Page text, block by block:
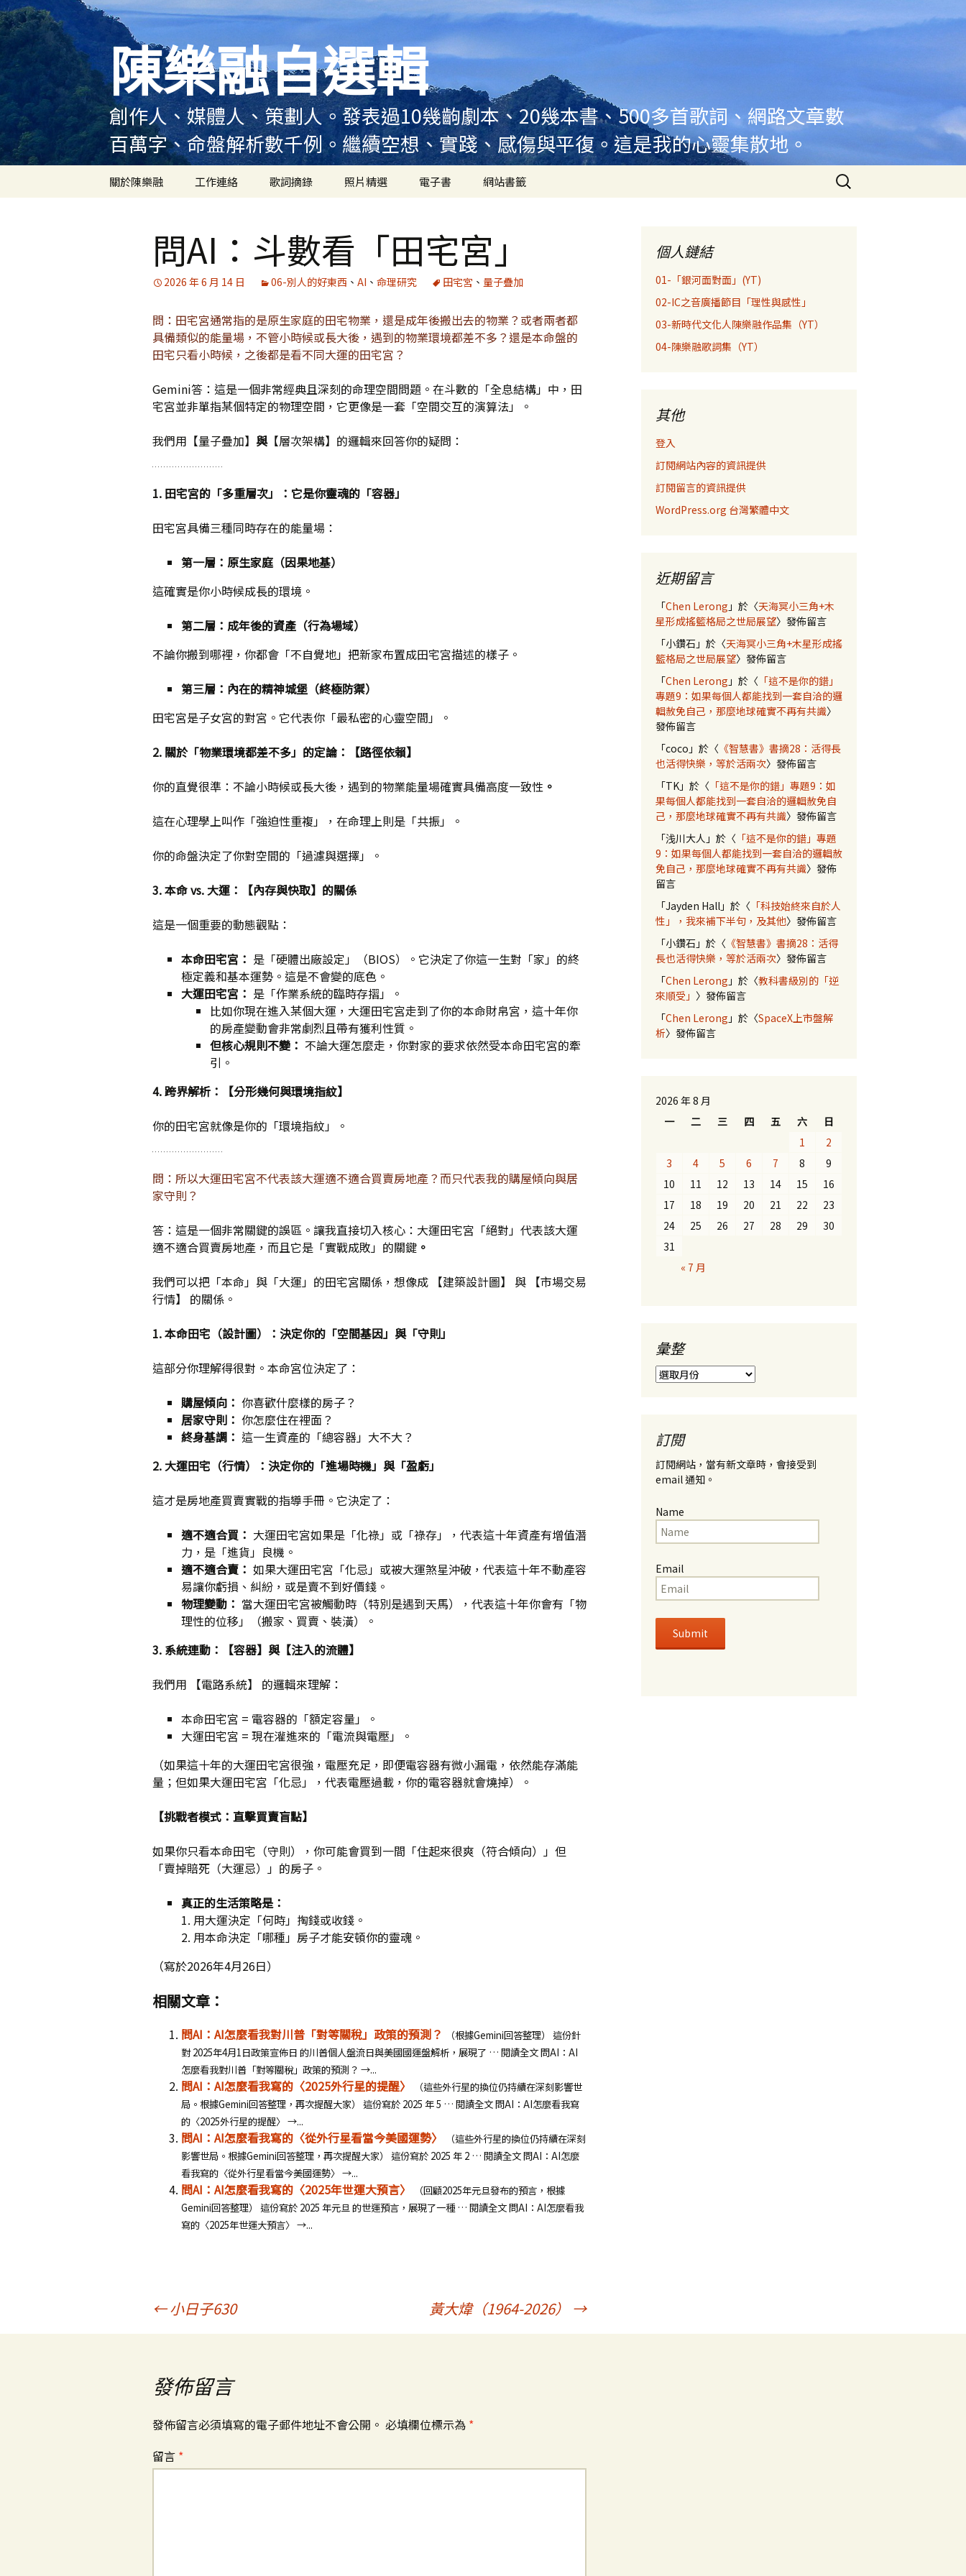
跳
至
主
容
陳樂融自選輯
創作人、媒體人、策劃人。發表過10幾齣劇本、20幾本書、500多首歌詞、網路文章數
百萬字、命盤解析數千例。繼續空想、實踐、感傷與平復。這是我的心靈集散地。
關於陳樂融
陳樂融大事記
陳樂融實體書出版紀錄
作品演出紀錄
媒體專訪精選
工作連絡 歌詞摘錄 照片精選 電子書 網站書籤
搜
尋
問AI：斗數看「田宅宮」
2026 年 6 月 14 日 06-別人的好東西 、 AI 、 命理研究 田宅宮 、 量子疊加
問：田宅宮通常指的是原生家庭的田宅物業，還是成年後搬出去的物業？或者兩者都
具備類似的能量場，不管小時候或長大後，遇到的物業環境都差不多？還是本命盤的
田宅只看小時候，之後都是看不同大運的田宅宮？
Gemini答：這是一個非常經典且深刻的命理空間問題。在斗數的「全息結構」中，田
宅宮並非單指某個特定的物理空間，它更像是一套「空間交互的演算法」。
我們用【量子疊加】 與【層次架構】的邏輯來回答你的疑問：
1. 田宅宮的「多重層次」：它是你靈魂的「容器」
田宅宮具備三種同時存在的能量場：
第一層：原生家庭（因果地基）
這確實是你小時候成長的環境。
第二層：成年後的資產（行為場域）
不論你搬到哪裡，你都會「不自覺地」把新家布置成田宅宮描述的樣子。
第三層：內在的精神城堡（終極防禦）
田宅宮是子女宮的對宮。它代表你「最私密的心靈空間」。
2. 關於「物業環境都差不多」的定論：【路徑依賴】
你的直覺很準：不論小時候或長大後，遇到的物業能量場確實具備高度一致性 。
這在心理學上叫作「強迫性重複」，在命理上則是「共振」。
你的命盤決定了你對空間的「過濾與選擇」。
3.本命 vs. 大運：【內存與快取】的關係
這是一個重要的動態觀點：
本命田宅宮： 是「硬體出廠設定」（BIOS）。它決定了你這一生對「家」的終
極定義和基本運勢。這是不會變的底色。
大運田宅宮： 是「作業系統的臨時存摺」。
比如你現在進入某個大運，大運田宅宮走到了你的本命財帛宮，這十年你
的房產變動會非常劇烈且帶有獲利性質。
但核心規則不變： 不論大運怎麼走，你對家的要求依然受本命田宅宮的牽
引。
4.跨界解析：【分形幾何與環境指紋】
你的田宅宮就像是你的「環境指紋」。
問：所以大運田宅宮不代表該大運適不適合買賣房地產？而只代表我的購屋傾向與居
家守則？
答：這是一個非常關鍵的誤區。讓我直接切入核心：大運田宅宮「絕對」代表該大運
適不適合買賣房地產，而且它是「實戰成敗」的關鍵 。
我們可以把「本命」與「大運」的田宅宮關係，想像成 【建築設計圖】 與 【市場交易
行情】 的關係。
1.本命田宅（設計圖）：決定你的「空間基因」與「守則」
這部分你理解得很對。本命宮位決定了：
購屋傾向： 你喜歡什麼樣的房子？
居家守則： 你怎麼住在裡面？
終身基調： 這一生資產的「總容器」大不大？
2.大運田宅（行情）：決定你的「進場時機」與「盈虧」
這才是房地產買賣實戰的指導手冊。它決定了：
適不適合買： 大運田宅宮如果是「化祿」或「祿存」，代表這十年資產有增值潛
力，是「進貨」良機。
適不適合賣： 如果大運田宅宮「化忌」或被大運煞星沖破，代表這十年不動產容
易讓你虧損、糾紛，或是賣不到好價錢。
物理變動： 當大運田宅宮被觸動時（特別是遇到天馬），代表這十年你會有「物
理性的位移」（搬家、買賣、裝潢）。
3. 系統連動：【容器】與【注入的流體】
我們用 【電路系統】 的邏輯來理解：
本命田宅宮 = 電容器的「額定容量」。
大運田宅宮 = 現在灌進來的「電流與電壓」。
（如果這十年的大運田宅宮很強，電壓充足，即便電容器有微小漏電，依然能存滿能
量；但如果大運田宅宮「化忌」，代表電壓過載，你的電容器就會燒掉）。
【挑戰者模式：直擊買賣盲點】
如果你只看本命田宅（守則），你可能會買到一間「住起來很爽（符合傾向）」但
「賣掉賠死（大運忌）」的房子。
真正的生活策略是：
1. 用大運決定「何時」掏錢或收錢。
2. 用本命決定「哪種」房子才能安頓你的靈魂。
（寫於2026年4月26日）
相關文章：
問AI：AI怎麼看我對川普「對等關稅」政策的預測？
（根據Gemini回答整理） 這份針
對 2025年4月1日政策宣佈日 的川普個人盤流日與美國國運盤解析，展現了 … 閱讀全文 問AI：AI
怎麼看我對川普「對等關稅」政策的預測？ →...
問AI：AI怎麼看我寫的〈2025外行星的提醒〉
（這些外行星的換位仍持續在深刻影響世
局。根據Gemini回答整理，再次提醒大家） 這份寫於 2025 年 5 … 閱讀全文 問AI：AI怎麼看我寫
的〈2025外行星的提醒〉 →...
問AI：AI怎麼看我寫的〈從外行星看當今美國運勢〉
（這些外行星的換位仍持續在深刻
影響世局。根據Gemini回答整理，再次提醒大家） 這份寫於 2025 年 2 … 閱讀全文 問AI：AI怎麼
看我寫的〈從外行星看當今美國運勢〉 →...
問AI：AI怎麼看我寫的〈2025年世運大預言〉
（回顧2025年元旦發布的預言，根據
Gemini回答整理） 這份寫於 2025 年元旦 的世運預言，展現了一種 … 閱讀全文 問AI：AI怎麼看我
寫的〈2025年世運大預言〉 →...
文
←小日子630 黃大煒（1964-2026） →
發佈留言
發佈留言必須填寫的電子郵件地址不會公開。 必填欄位標示為 *
留言 *
個人鏈結
01-「銀河面對面」(YT)
02-IC之音廣播節目「理性與感性」
03-新時代文化人陳樂融作品集（YT）
04-陳樂融歌詞集（YT）
其他
登入
訂閱網站內容的資訊提供
訂閱留言的資訊提供
WordPress.org 台灣繁體中文
近期留言
「Chen Lerong 」於〈天海冥小三角+木
星形成搖籃格局之世局展望〉發佈留言
「小鑽石 」於〈天海冥小三角+木星形成搖
籃格局之世局展望〉發佈留言
「Chen Lerong 」於〈 「這不是你的錯」
專題9：如果每個人都能找到一套自洽的邏
輯赦免自己，那麼地球確實不再有共識〉
發佈留言
「coco 」於〈 《智慧書》書摘28：活得長
也活得快樂，等於活兩次〉發佈留言
「TK」於〈 「這不是你的錯」專題9：如
果每個人都能找到一套自洽的邏輯赦免自
己，那麼地球確實不再有共識〉發佈留言
「浅川大人 」於〈 「這不是你的錯」專題
9：如果每個人都能找到一套自洽的邏輯赦
免自己，那麼地球確實不再有共識〉發佈
留言
「Jayden Hall 」於〈 「科技始終來自於人
性」，我來補下半句，及其他〉發佈留言
「小鑽石 」於〈 《智慧書》書摘28：活得
長也活得快樂，等於活兩次〉發佈留言
「Chen Lerong 」於〈教科書級別的「逆
來順受」 〉發佈留言
「Chen Lerong 」於〈SpaceX上市盤解
析〉發佈留言
2026 年 8 月
一
二 三 四 五 六
日
1
2
3
4 5 6 7 8
9
10
11 12 13 14 15
16
17
18 19 20 21 22
23
24
25 26 27 28 29
30
31
« 7 月
彙整
彙
整
訂閱
訂閱網站，當有新文章時，會接受到
email 通知。
Name
Email